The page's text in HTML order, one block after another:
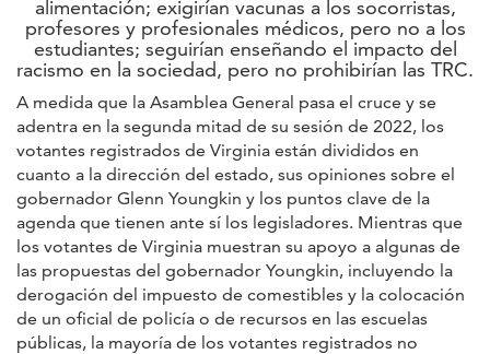
alimentación; exigirían vacunas a los socorristas,
profesores y profesionales médicos, pero no a los
estudiantes; seguirían enseñando el impacto del
racismo en la sociedad, pero no prohibirían las TRC.
A medida que la Asamblea General pasa el cruce y se
adentra en la segunda mitad de su sesión de 2022, los
votantes registrados de Virginia están divididos en
cuanto a la dirección del estado, sus opiniones sobre el
gobernador Glenn Youngkin y los puntos clave de la
agenda que tienen ante sí los legisladores. Mientras que
los votantes de Virginia muestran su apoyo a algunas de
las propuestas del gobernador Youngkin, incluyendo la
derogación del impuesto de comestibles y la colocación
de un oficial de policía o de recursos en las escuelas
públicas, la mayoría de los votantes registrados no